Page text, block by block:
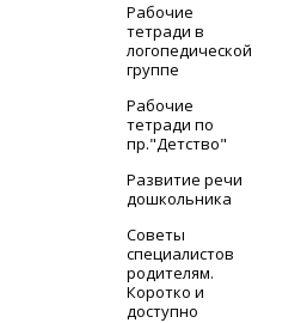
Рабочие
тетради в
логопедической
группе
Рабочие
тетради по
пр."Детство"
Развитие речи
дошкольника
Советы
специалистов
родителям.
Коротко и
доступно